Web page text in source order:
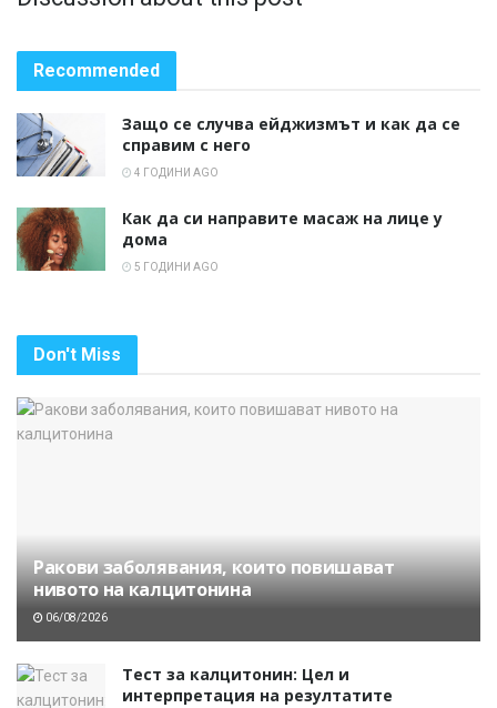
Recommended
Защо се случва ейджизмът и как да се
справим с него
4 ГОДИНИ AGO
Как да си направите масаж на лице у
дома
5 ГОДИНИ AGO
Don't Miss
Ракови заболявания, които повишават
нивото на калцитонина
06/08/2026
Тест за калцитонин: Цел и
интерпретация на резултатите